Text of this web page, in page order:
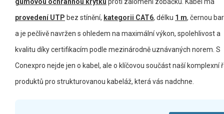
provedení UTP bez stínění, kategorii CAT6, délku 1 m, černou
a je pečlivě navržen s ohledem na maximální výkon, spolehlivost a
kvalitu díky certifikacím podle mezinárodně uznávaných norem. S
Conexpro nejde jen o kabel, ale o klíčovou součást naší komplexní
produktů pro strukturovanou kabeláž, která vás nadchne.